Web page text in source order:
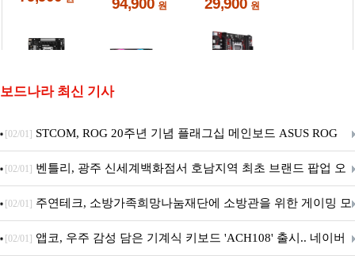
보드나라 최신 기사
[02/01] STCOM, ROG 20주년 기념 플래그십 메인보드 ASUS ROG
Crosshair X870E EDITION 20 국내 출시 예정
[02/01] 벤틀리, 광주 신세계백화점서 호남지역 최초 브랜드 팝업 오
픈
[02/01] 주연테크, 소방가족희망나눔재단에 소방관을 위한 게이밍 모
니터·스마트 펫 침대 기부
[02/01] 앱코, 우주 감성 담은 기계식 키보드 'ACH108' 출시.. 네이버